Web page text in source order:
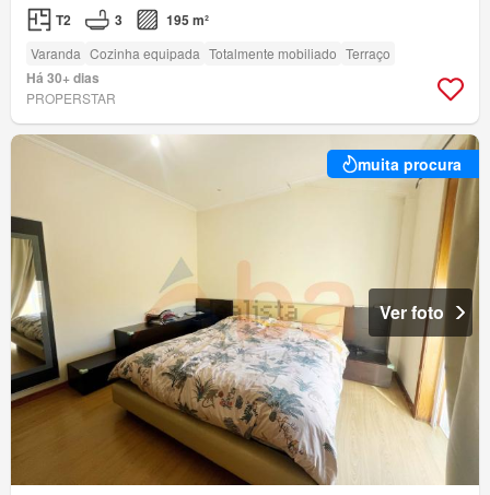
T2 3 195 m²
Varanda Cozinha equipada Totalmente mobiliado Terraço
Há 30+ dias
PROPERSTAR
muita procura
Ver foto